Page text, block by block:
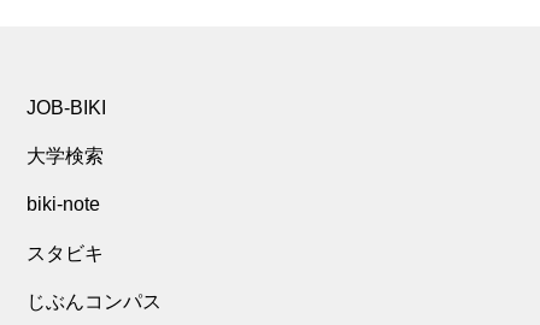
JOB-BIKI
大学検索
biki-note
スタビキ
じぶんコンパス